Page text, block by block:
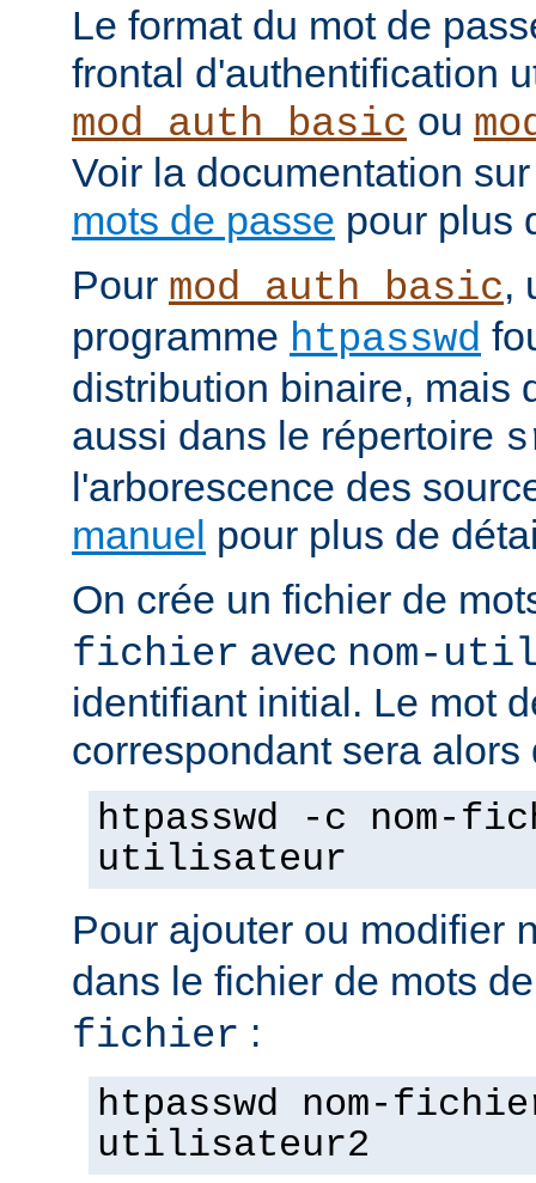
Le format du mot de
frontal d'authentification
mod_auth_basic ou
Voir la documentation
mots de passe pour plus
Pour mod_auth_basic,
programme htpasswd
distribution binaire, mais
aussi dans le répertoire
l'arborescence des
manuel pour plus de
On crée un fichier de
fichier avec nom-
identifiant initial. Le mot
correspondant sera alors
htpasswd -c nom-
utilisateur
Pour ajouter ou modifier
dans le fichier de mots
fichier :
htpasswd nom-
utilisateur2